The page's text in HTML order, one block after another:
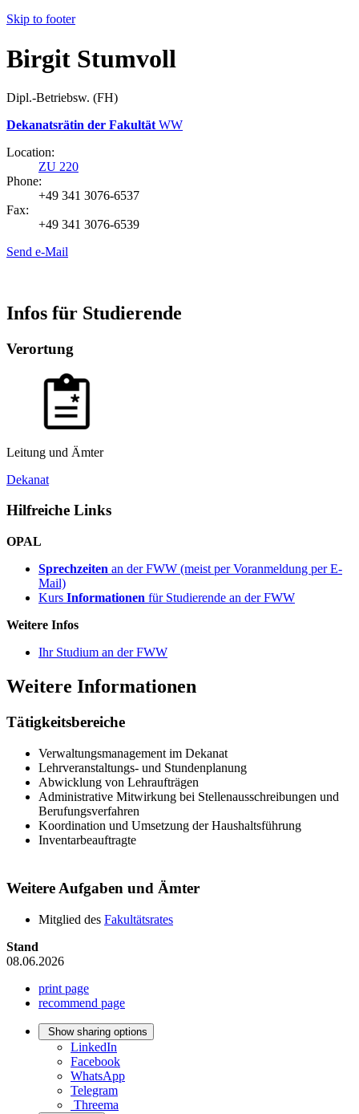
Skip to footer
Birgit Stumvoll
Dipl.-Betriebsw. (FH)
Dekanatsrätin der Fakultät WW
Location:
ZU 220
Phone:
+49 341 3076-6537
Fax:
+49 341 3076-6539
Send e-Mail
Infos für Studierende
Verortung
Leitung und Ämter
Dekanat
Hilfreiche Links
OPAL
Sprechzeiten an der FWW (meist per Voranmeldung per E-
Mail)
Kurs Informationen für Studierende an der FWW
Weitere Infos
Ihr Studium an der FWW
Weitere Informationen
Tätigkeitsbereiche
Verwaltungsmanagement im Dekanat
Lehrveranstaltungs- und Stundenplanung
Abwicklung von Lehraufträgen
Administrative Mitwirkung bei Stellenausschreibungen und
Berufungsverfahren
Koordination und Umsetzung der Haushaltsführung
Inventarbeauftragte
Weitere Aufgaben und Ämter
Mitglied des Fakultätsrates
Stand
08.06.2026
print page
recommend page
Show sharing options
LinkedIn
Facebook
WhatsApp
Telegram
Threema